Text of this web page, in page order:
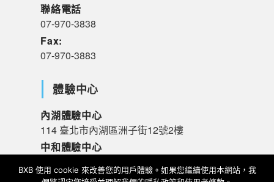
聯絡電話
07-970-3838
Fax:
07-970-3883
體驗中心
內湖體驗中心
114 臺北市內湖區洲子街12號2樓
中和體驗中心
BXB 使用 cookie 來改善您的用戶體驗。如果您繼續使用本網站，我